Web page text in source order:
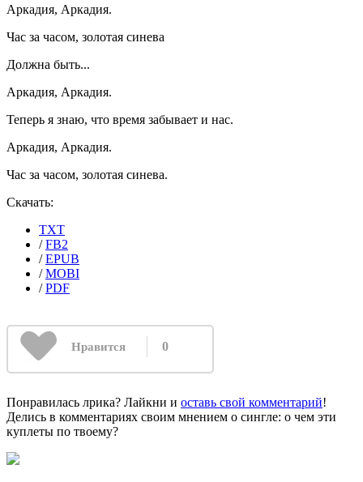
Аркадия, Аркадия.
Час за часом, золотая синева
Должна быть...
Аркадия, Аркадия.
Теперь я знаю, что время забывает и нас.
Аркадия, Аркадия.
Час за часом, золотая синева.
Скачать:
TXT
/FB2
/EPUB
/MOBI
/PDF
Нравится 0
Понравилась лрика? Лайкни и оставь свой комментарий!
Делись в комментариях своим мнением о сингле: о чем эти
куплеты по твоему?